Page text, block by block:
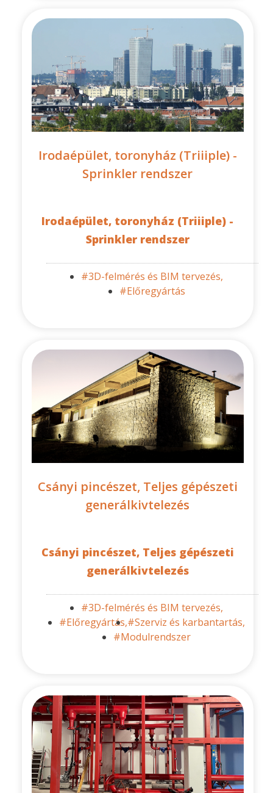
Irodaépület, toronyház (Triiiple) -
Sprinkler rendszer
Irodaépület, toronyház (Triiiple) -
Sprinkler rendszer
#3D-felmérés és BIM tervezés,
#Előregyártás
Csányi pincészet, Teljes gépészeti
generálkivtelezés
Csányi pincészet, Teljes gépészeti
generálkivtelezés
#3D-felmérés és BIM tervezés,
#Előregyártás,#Szerviz és karbantartás,
#Modulrendszer